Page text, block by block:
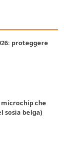
proteggere
che
sosia belga)